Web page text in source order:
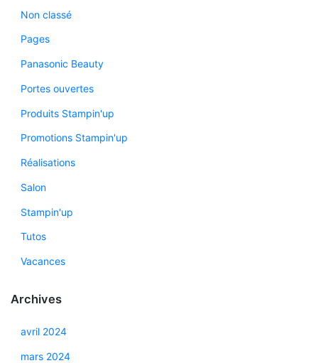
Non classé
Pages
Panasonic Beauty
Portes ouvertes
Produits Stampin'up
Promotions Stampin'up
Réalisations
Salon
Stampin'up
Tutos
Vacances
Archives
avril 2024
mars 2024